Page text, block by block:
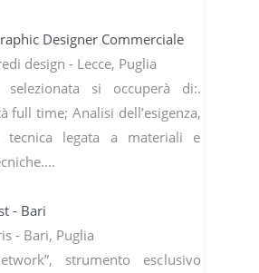
Designer Commerciale
design - Lecce, Puglia
selezionata si occuperà di:.
full time; Analisi dell’esigenza,
tecnica legata a materiali e
- Bari
- Bari, Puglia
strumento esclusivo